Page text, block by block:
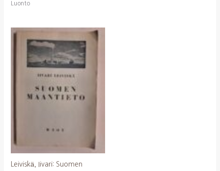
Luonto
Leiviskä, Iivari: Suomen